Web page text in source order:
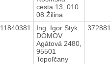
cesta 13, 010
08 Žilina
11840381
Ing. Igor Styk
DOMOV
Agátová 2480,
95501
Topoľčany